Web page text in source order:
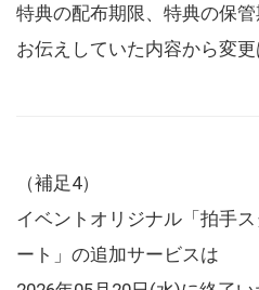
特典の配布期限、特典の保
お伝えしていた内容から変更
（補足4）
イベントオリジナル「拍手
ート」の追加サービスは